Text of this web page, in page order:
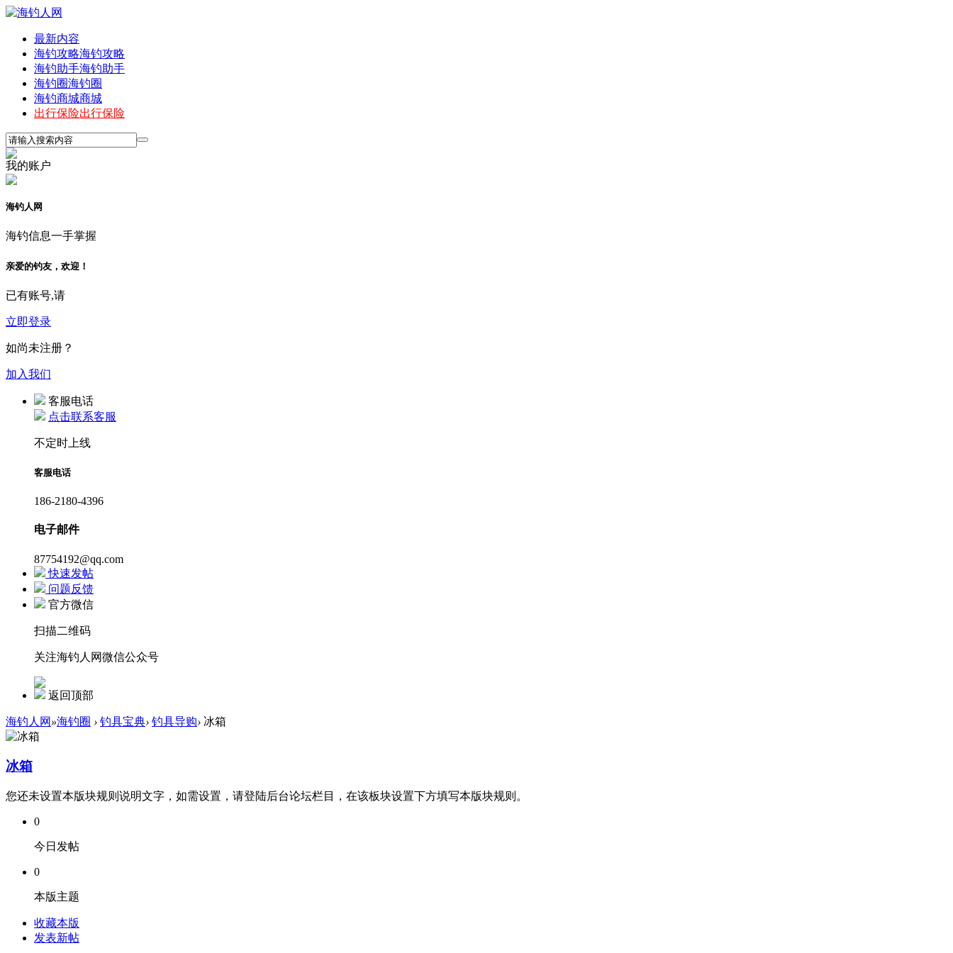
最新内容
海钓攻略海钓攻略
海钓助手海钓助手
海钓圈海钓圈
海钓商城商城
出行保险出行保险
我的账户
海钓人网
海钓信息一手掌握
亲爱的钓友，欢迎！
已有账号,请
立即登录
如尚未注册？
加入我们
客服电话
点击联系客服
不定时上线
客服电话
186-2180-4396
电子邮件
87754192@qq.com
快速发帖
问题反馈
官方微信
扫描二维码
关注海钓人网微信公众号
返回顶部
海钓人网 »海钓圈 › 钓具宝典› 钓具导购› 冰箱
冰箱
您还未设置本版块规则说明文字，如需设置，请登陆后台论坛栏目，在该板块设置下方填写本版块规则。
0
今日发帖
0
本版主题
收藏本版
发表新帖